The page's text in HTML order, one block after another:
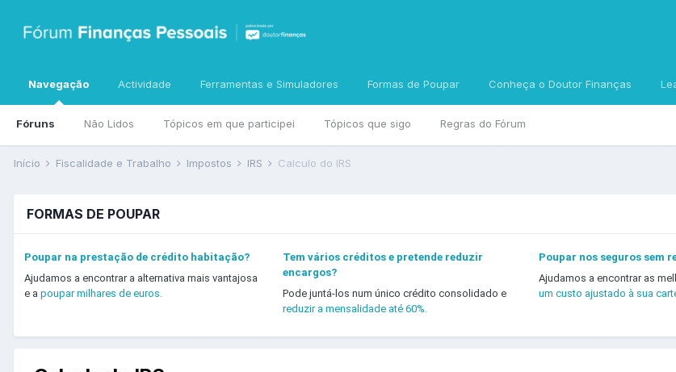
Navegação
Fóruns Não Lidos Tópicos em que participei Tópicos que sigo Regras do Fórum
Actividade Ferramentas e Simuladores Formas de Poupar Conheça o Doutor Finanças
Início Fiscalidade e Trabalho Impostos IRS Calculo do IRS
FORMAS DE POUPAR
Poupar na prestação de crédito habitação?
Ajudamos a encontrar a alternativa mais vantajosa
e a poupar milhares de euros.
Tem vários créditos e pretende reduzir
encargos?
Pode juntá-los num único crédito consolidado e
reduzir a mensalidade até 60%.
Poupar nos seguros sem
Ajudamos a encontrar as
um custo ajustado à sua